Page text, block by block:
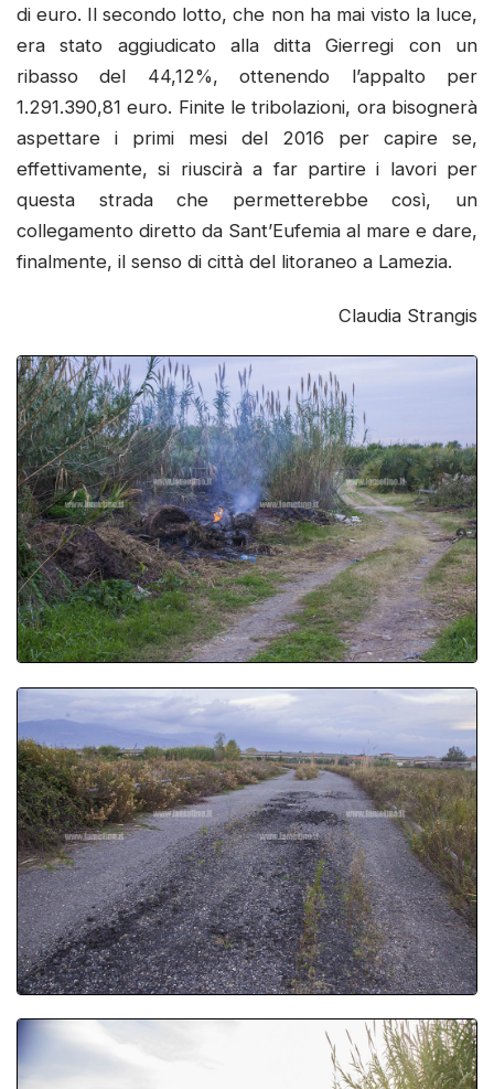
di euro. Il secondo lotto, che non ha mai visto la luce,
era stato aggiudicato alla ditta Gierregi con un
ribasso del 44,12%, ottenendo l’appalto per
1.291.390,81 euro. Finite le tribolazioni, ora bisognerà
aspettare i primi mesi del 2016 per capire se,
effettivamente, si riuscirà a far partire i lavori per
questa strada che permetterebbe così, un
collegamento diretto da Sant’Eufemia al mare e dare,
finalmente, il senso di città del litoraneo a Lamezia.
Claudia Strangis